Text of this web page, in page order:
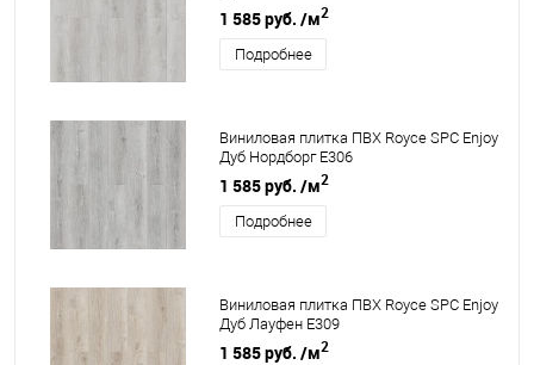
1 585 руб. /м2
Подробнее
Виниловая плитка ПВХ Royce SPC Enjoy
Дуб Нордборг Е306
1 585 руб. /м2
Подробнее
Виниловая плитка ПВХ Royce SPC Enjoy
Дуб Лауфен Е309
1 585 руб. /м2